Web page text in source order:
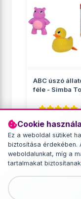
Cookie
Ez a weboldal sütiket
biztosítása érdekében.
weboldalunkat, míg a
tartalmakat
ABC úszó
féle - Simba
Fürdőjátékok
2 049 Ft
RÉSZLETEK